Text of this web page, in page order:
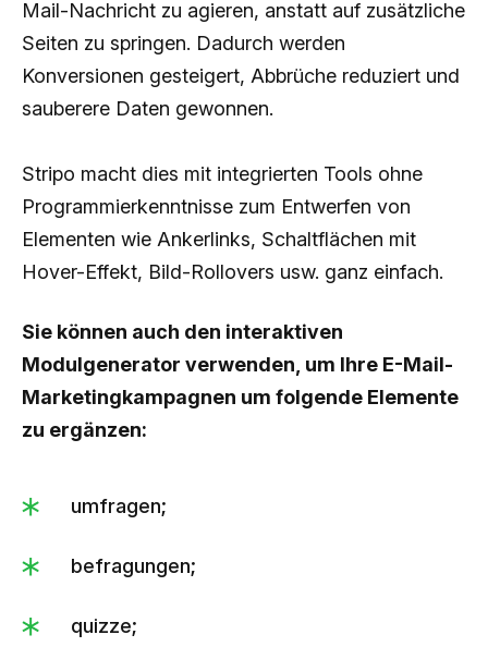
Mail-Nachricht zu agieren, anstatt auf zusätzliche
Seiten zu springen. Dadurch werden
Konversionen gesteigert, Abbrüche reduziert und
sauberere Daten gewonnen.
Stripo macht dies mit integrierten Tools ohne
Programmierkenntnisse zum Entwerfen von
Elementen wie Ankerlinks, Schaltflächen mit
Hover-Effekt, Bild-Rollovers usw. ganz einfach.
Sie können auch den interaktiven
Modulgenerator verwenden, um Ihre E-Mail-
Marketingkampagnen um folgende Elemente
zu ergänzen:
umfragen;
befragungen;
quizze;